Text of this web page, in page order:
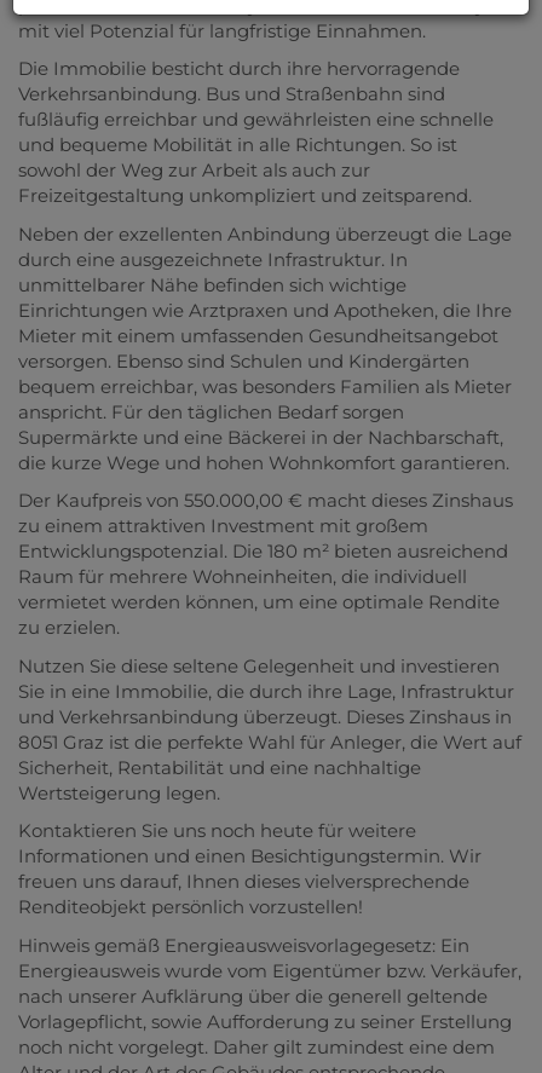
mit viel Potenzial für langfristige Einnahmen.
Die Immobilie besticht durch ihre hervorragende
Verkehrsanbindung. Bus und Straßenbahn sind
fußläufig erreichbar und gewährleisten eine schnelle
und bequeme Mobilität in alle Richtungen. So ist
sowohl der Weg zur Arbeit als auch zur
Freizeitgestaltung unkompliziert und zeitsparend.
Neben der exzellenten Anbindung überzeugt die Lage
durch eine ausgezeichnete Infrastruktur. In
unmittelbarer Nähe befinden sich wichtige
Einrichtungen wie Arztpraxen und Apotheken, die Ihre
Mieter mit einem umfassenden Gesundheitsangebot
versorgen. Ebenso sind Schulen und Kindergärten
bequem erreichbar, was besonders Familien als Mieter
anspricht. Für den täglichen Bedarf sorgen
Supermärkte und eine Bäckerei in der Nachbarschaft,
die kurze Wege und hohen Wohnkomfort garantieren.
Der Kaufpreis von 550.000,00 € macht dieses Zinshaus
zu einem attraktiven Investment mit großem
Entwicklungspotenzial. Die 180 m² bieten ausreichend
Raum für mehrere Wohneinheiten, die individuell
vermietet werden können, um eine optimale Rendite
zu erzielen.
Nutzen Sie diese seltene Gelegenheit und investieren
Sie in eine Immobilie, die durch ihre Lage, Infrastruktur
und Verkehrsanbindung überzeugt. Dieses Zinshaus in
8051 Graz ist die perfekte Wahl für Anleger, die Wert auf
Sicherheit, Rentabilität und eine nachhaltige
Wertsteigerung legen.
Kontaktieren Sie uns noch heute für weitere
Informationen und einen Besichtigungstermin. Wir
freuen uns darauf, Ihnen dieses vielversprechende
Renditeobjekt persönlich vorzustellen!
Hinweis gemäß Energieausweisvorlagegesetz: Ein
Energieausweis wurde vom Eigentümer bzw. Verkäufer,
nach unserer Aufklärung über die generell geltende
Vorlagepflicht, sowie Aufforderung zu seiner Erstellung
noch nicht vorgelegt. Daher gilt zumindest eine dem